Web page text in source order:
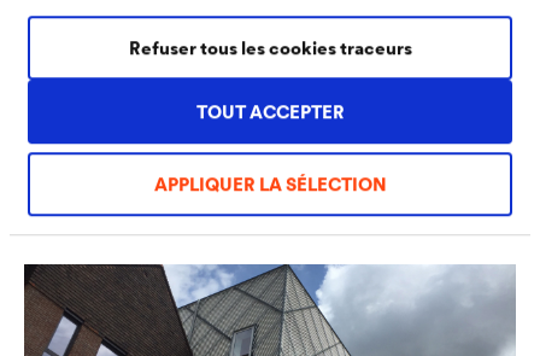
TOUT ACCEPTER
APPLIQUER LA SÉLECTION
Refuser tous les cookies traceurs
bois avec joints ouverts ou revêtements transparents en
verre ou en polycarbonate un effet de profondeur
tridimensionnel intéressant ou bouscule de manière
métal déployé, en tôle perforée ou en lamelles.